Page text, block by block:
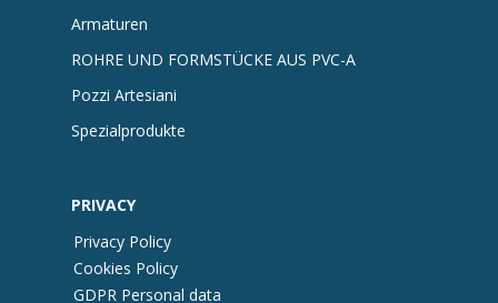
Armaturen
ROHRE UND FORMSTÜCKE AUS PVC-A
Pozzi Artesiani
Spezialprodukte
PRIVACY
Privacy Policy
Cookies Policy
GDPR Personal data